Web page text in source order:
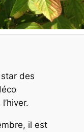
des
il est